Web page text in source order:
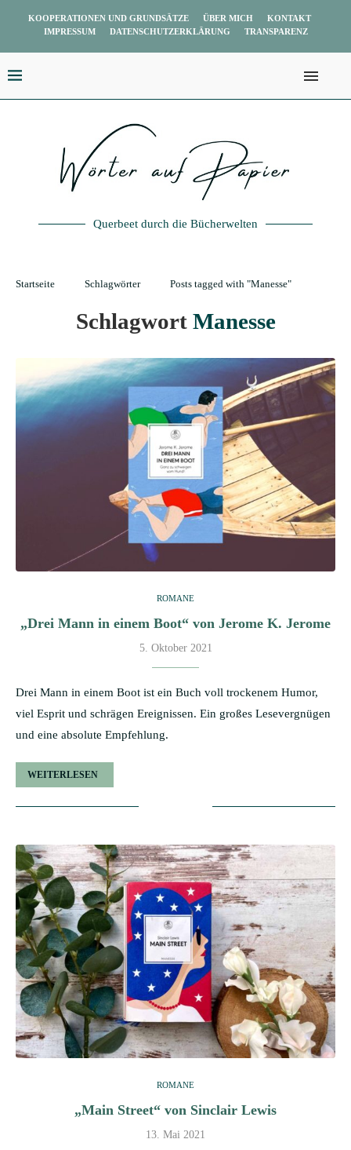
KOOPERATIONEN UND GRUNDSÄTZE ÜBER MICH
KONTAKT
IMPRESSUM
DATENSCHUTZERKLÄRUNG TRANSPARENZ
Querbeet durch die Bücherwelten
Startseite Schlagwörter Posts tagged with "Manesse"
Schlagwort Manesse
ROMANE
„Drei Mann in einem Boot“ von Jerome K. Jerome
5. Oktober 2021
Drei Mann in einem Boot ist ein Buch voll trockenem Humor,
viel Esprit und schrägen Ereignissen. Ein großes Lesevergnügen
und eine absolute Empfehlung.
WEITERLESEN
ROMANE
„Main Street“ von Sinclair Lewis
13. Mai 2021